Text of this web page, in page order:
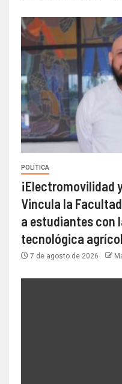
POLÍTICA
¡Electromovilidad
Vincula la
a estudiantes con
tecnológica
7 de agosto de 2026